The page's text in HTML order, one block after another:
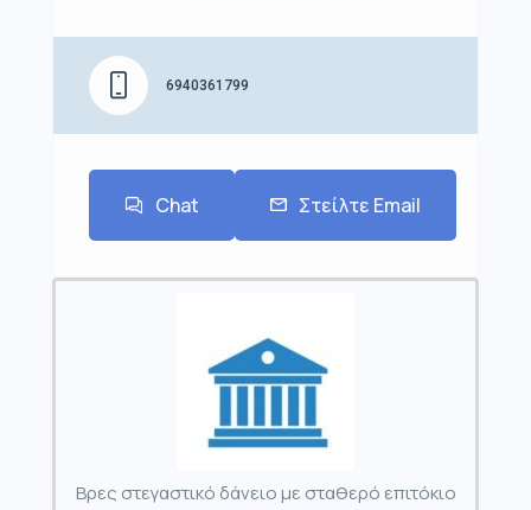
6940361799
Chat Στείλτε Email
Βρες στεγαστικό δάνειο με σταθερό επιτόκιο